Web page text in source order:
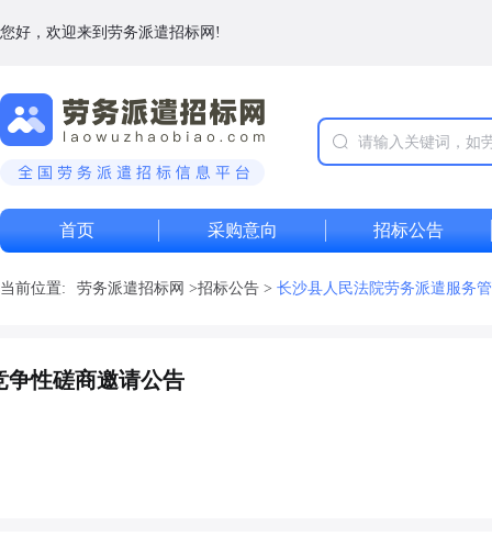
您好，欢迎来到劳务派遣招标网!
首页 采购意向 招标公告
当前位置: 劳务派遣招标网 >招标公告 > 长沙县人民法院劳务派遣服务
争性磋商邀请公告